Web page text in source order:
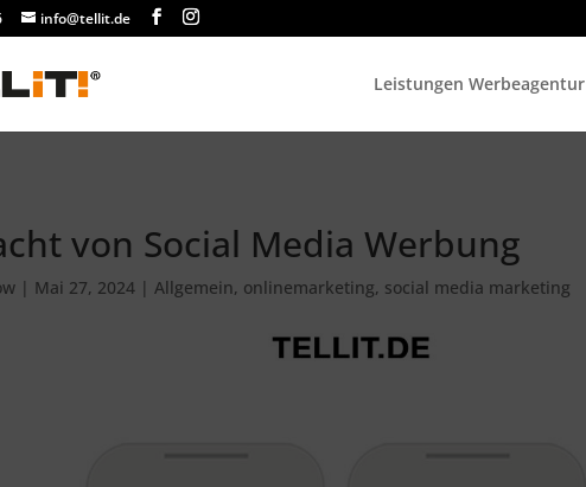
info@tellit.de
Leistungen Werbeagentur
von Social Media Werbung
| Mai 27, 2024 | Allgemein, onlinemarketing, social media marketing